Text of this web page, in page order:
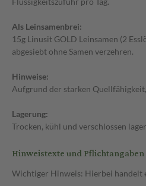
Als Leinsamenbrei:
15g Linusit GOLD Leinsamen (2
abgesiebt ohne Samen verzehren.
Hinweise:
Aufgrund der starken
Lagerung:
Trocken, kühl und verschlossen
Hinweistexte und Pflichtangaben
Wichtiger Hinweis: Hierbei handelt